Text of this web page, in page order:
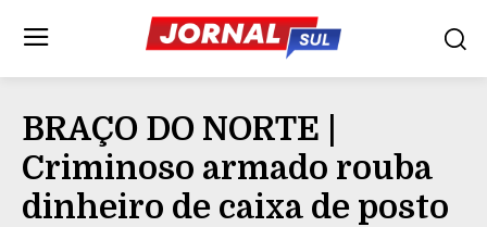
BRAÇO DO NORTE |
Criminoso armado rouba
dinheiro de caixa de posto